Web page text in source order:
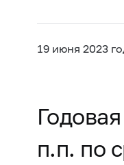
19 июня 2023
п.п. по